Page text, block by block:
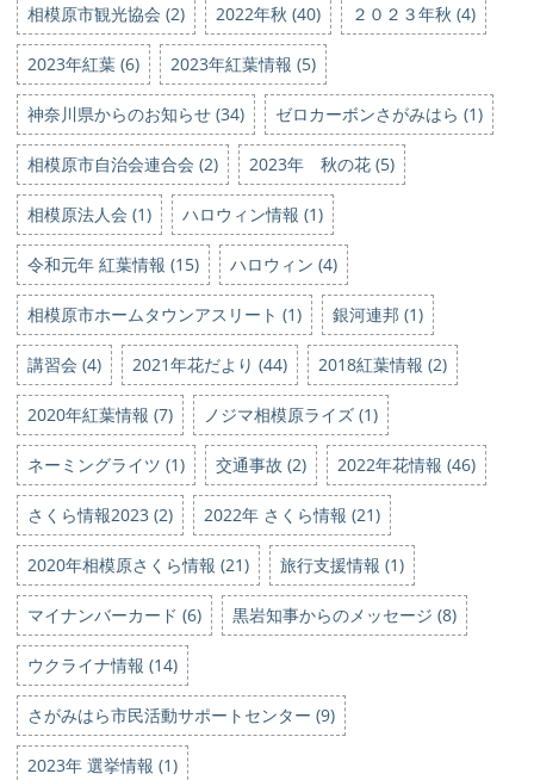
相模原市観光協会 (2) 2022年秋 (40) ２０２３年秋 (4)
2023年紅葉 (6) 2023年紅葉情報 (5)
神奈川県からのお知らせ (34) ゼロカーボンさがみはら (1)
相模原市自治会連合会 (2) 2023年 秋の花 (5)
相模原法人会 (1) ハロウィン情報 (1)
令和元年 紅葉情報 (15) ハロウィン (4)
相模原市ホームタウンアスリート (1) 銀河連邦 (1)
講習会 (4) 2021年花だより (44) 2018紅葉情報 (2)
2020年紅葉情報 (7) ノジマ相模原ライズ (1)
ネーミングライツ (1) 交通事故 (2) 2022年花情報 (46)
さくら情報2023 (2) 2022年 さくら情報 (21)
2020年相模原さくら情報 (21) 旅行支援情報 (1)
マイナンバーカード (6) 黒岩知事からのメッセージ (8)
ウクライナ情報 (14)
さがみはら市民活動サポートセンター (9)
2023年 選挙情報 (1)